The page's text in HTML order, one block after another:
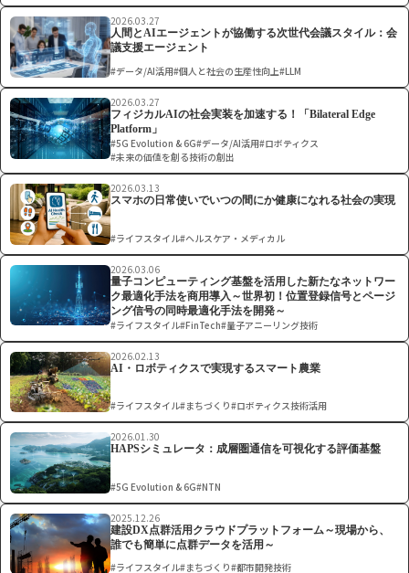
2026.03.27
人間とAIエージェントが協働する次世代会議スタイル：会
議支援エージェント
#データ/AI活用#個人と社会の生産性向上#LLM
2026.03.27
フィジカルAIの社会実装を加速する！「Bilateral Edge
Platform」
#5G Evolution & 6G#データ/AI活用#ロボティクス
#未来の価値を創る技術の創出
2026.03.13
スマホの日常使いでいつの間にか健康になれる社会の実現
#ライフスタイル#ヘルスケア・メディカル
2026.03.06
量子コンピューティング基盤を活用した新たなネットワー
ク最適化手法を商用導入～世界初！位置登録信号とページ
ング信号の同時最適化手法を開発～
#ライフスタイル#FinTech#量子アニーリング技術
2026.02.13
AI・ロボティクスで実現するスマート農業
#ライフスタイル#まちづくり#ロボティクス技術活用
2026.01.30
HAPSシミュレータ：成層圏通信を可視化する評価基盤
#5G Evolution & 6G#NTN
2025.12.26
建設DX点群活用クラウドプラットフォーム～現場から、
誰でも簡単に点群データを活用～
#ライフスタイル#まちづくり#都市開発技術